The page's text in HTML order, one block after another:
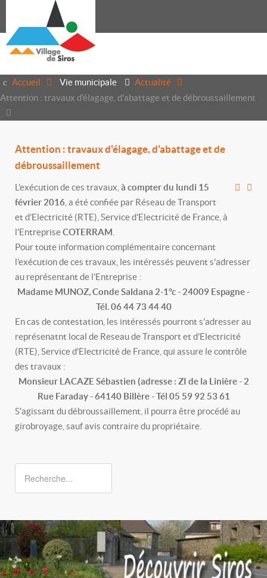
Accueil Vie municipale
Actualité
Attention : travaux d'élagage, d'abattage et de débroussaillement
Attention : travaux d'élagage, d'abattage et de
débroussaillement
L'exécution de ces travaux, à compter du lundi 15
février 2016 , a été confiée par Réseau de Transport
et d'Electricité (RTE), Service d'Electricité de France, à
l'EntrepriseCOTERRAM
Pour toute information complémentaire concernant
l'exécution de ces travaux, les intéressés peuvent s'adresser
au représentant de l'Entreprise :
Madame MUNOZ, Conde Saldana 2-1°c - 24009 Espagne -
Tél. 06 44 73 44 40
En cas de contestation, les intéressés pourront s'adresser au
représenatnt local de Reseau de Transport et d'Electricité
(RTE), Service d'Electricité de France, qui assure le contrôle
des travaux :
Monsieur LACAZE Sébastien (adresse : ZI de la Linière - 2
Rue Faraday - 64140 Billère - Tél 05 59 92 53 61
S'agissant du débroussaillement, il pourra être procédé au
girobroyage, sauf avis contraire du propriétaire.